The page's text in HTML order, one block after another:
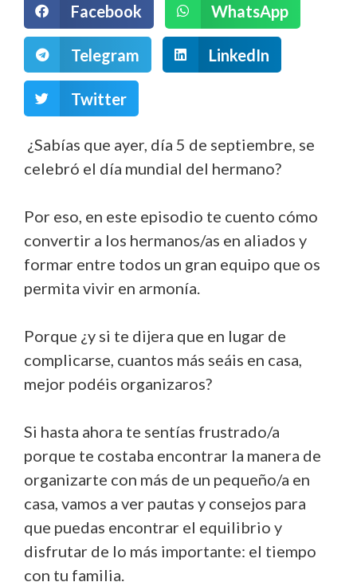
Facebook WhatsApp
Telegram LinkedIn
Twitter
¿Sabías que ayer, día 5 de septiembre, se
celebró el día mundial del hermano?
Por eso, en este episodio te cuento cómo
convertir a los hermanos/as en aliados y
formar entre todos un gran equipo que os
permita vivir en armonía.
Porque ¿y si te dijera que en lugar de
complicarse, cuantos más seáis en casa,
mejor podéis organizaros?
Si hasta ahora te sentías frustrado/a
porque te costaba encontrar la manera de
organizarte con más de un pequeño/a en
casa, vamos a ver pautas y consejos para
que puedas encontrar el equilibrio y
disfrutar de lo más importante: el tiempo
con tu familia.